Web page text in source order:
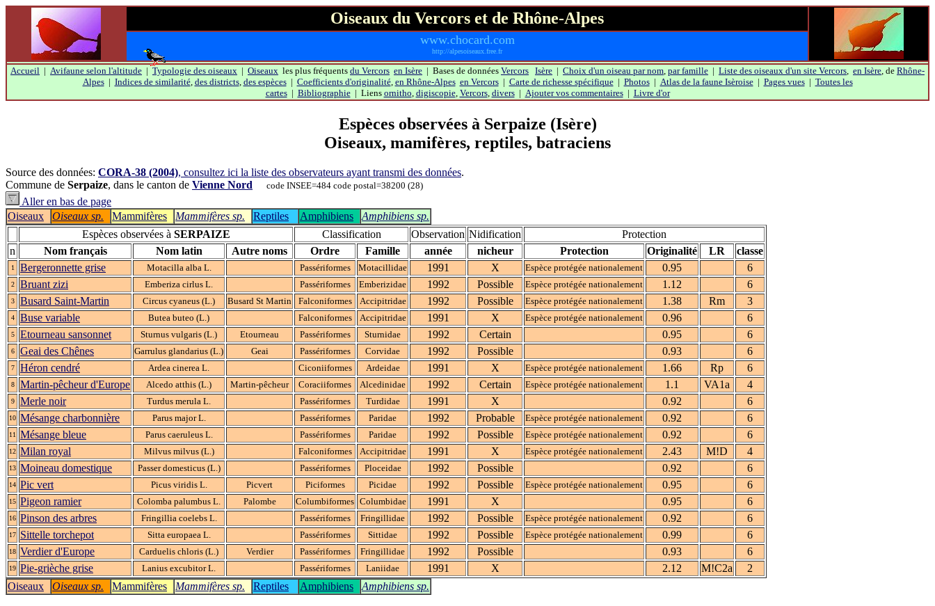
Oiseaux du Vercors et de Rhône-Alpes
www.chocard.com
http://alpesoiseaux.free.fr
Accueil | Avifaune selon l'altitude | Typologie des oiseaux | Oiseaux les plus fréquents du Vercors en Isère | Bases de données Vercors Isère | Choix d'un oiseau par nom, par famille | Liste des oiseaux d'un site Vercors, en Isère, de Rhône-
Alpes| Indices de similarité, des districts, des espèces| Coefficients d'originalité, en Rhône-Alpes en Vercors| Carte de richesse spécifique| Photos| Atlas de la faune Isèroise| Pages vues| Toutes les
cartes| Bibliographie| Liens ornitho, digiscopie, Vercors, divers| Ajouter vos commentaires| Livre d'or
Espèces observées à Serpaize (Isère)
Oiseaux, mamifères, reptiles, batraciens
Source des données: CORA-38 (2004), consultez ici la liste des observateurs ayant transmi des données.
Commune de Serpaize, dans le canton de Vienne Nord code INSEE=484 code postal=38200 (28)
Aller en bas de page
Oiseaux
Oiseaux sp. Mammifères Mammifères sp. Reptiles Amphibiens
Amphibiens sp.
Espèces observées à SERPAIZE Classification Observation Nidification
Protection
n
Nom français Nom latin Autre noms Ordre Famille année nicheur Protection Originalité LR classe
1 Bergeronnette grise Motacilla alba L. Passériformes Motacillidae 1991 X Espèce protégée nationalement 0.95 6
2 Bruant zizi Emberiza cirlus L. Passériformes Emberizidae 1992 Possible Espèce protégée nationalement 1.12 6
3 Busard Saint-Martin Circus cyaneus (L.) Busard St Martin Falconiformes Accipitridae 1992 Possible Espèce protégée nationalement 1.38 Rm 3
4 Buse variable Butea buteo (L.) Falconiformes Accipitridae 1991 X Espèce protégée nationalement 0.96 6
5 Etourneau sansonnet Sturnus vulgaris (L.) Etourneau Passériformes Sturnidae 1992 Certain 0.95 6
6 Geai des Chênes Garrulus glandarius (L.) Geai Passériformes Corvidae 1992 Possible 0.93 6
7 Héron cendré Ardea cinerea L. Ciconiiformes Ardeidae 1991 X Espèce protégée nationalement 1.66 Rp 6
8 Martin-pêcheur d'Europe Alcedo atthis (L.) Martin-pêcheur Coraciiformes Alcedinidae 1992 Certain Espèce protégée nationalement 1.1 VA1a 4
9 Merle noir Turdus merula L. Passériformes Turdidae 1991 X 0.92 6
10 Mésange charbonnière Parus major L. Passériformes Paridae 1992 Probable Espèce protégée nationalement 0.92 6
11 Mésange bleue Parus caeruleus L. Passériformes Paridae 1992 Possible Espèce protégée nationalement 0.92 6
12 Milan royal Milvus milvus (L.) Falconiformes Accipitridae 1991 X Espèce protégée nationalement 2.43 M!D 4
13 Moineau domestique Passer domesticus (L.) Passériformes Ploceidae 1992 Possible 0.92 6
14 Pic vert Picus viridis L. Picvert Piciformes Picidae 1992 Possible Espèce protégée nationalement 0.95 6
15 Pigeon ramier Colomba palumbus L. Palombe Columbiformes Columbidae 1991 X 0.95 6
16 Pinson des arbres Fringillia coelebs L. Passériformes Fringillidae 1992 Possible Espèce protégée nationalement 0.92 6
17 Sittelle torchepot Sitta europaea L. Passériformes Sittidae 1992 Possible Espèce protégée nationalement 0.99 6
18 Verdier d'Europe Carduelis chloris (L.) Verdier Passériformes Fringillidae 1992 Possible 0.93 6
19 Pie-grièche grise Lanius excubitor L. Passériformes Laniidae 1991 X 2.12 M!C2a
2
Oiseaux
Oiseaux sp. Mammifères Mammifères sp. Reptiles Amphibiens Amphibiens sp.